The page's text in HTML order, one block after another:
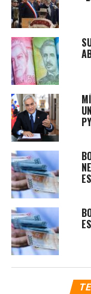
¿TIENES 39